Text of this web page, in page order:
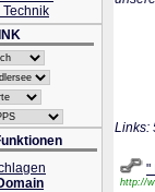
Technik
Links:
"
http://